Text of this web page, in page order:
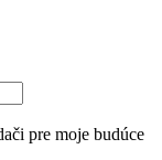
pre moje budúce